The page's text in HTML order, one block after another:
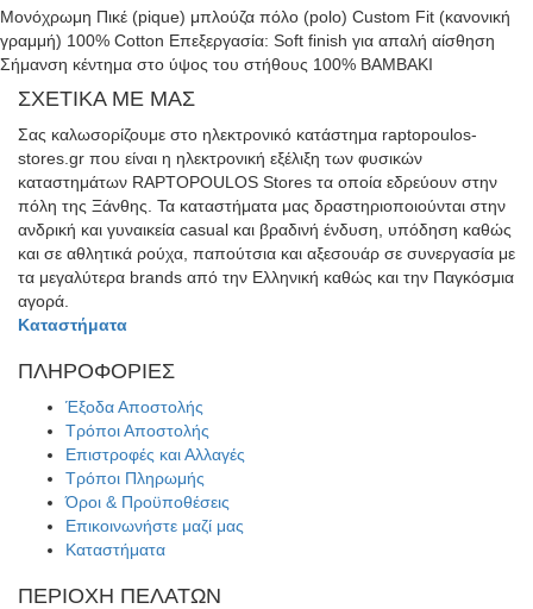
Μονόχρωμη Πικέ (pique) μπλούζα πόλο (polo) Custom Fit (κανονική
γραμμή) 100% Cotton Επεξεργασία: Soft finish για απαλή αίσθηση
Σήμανση κέντημα στο ύψος του στήθους 100% ΒΑΜΒΑΚΙ
ΣΧΕΤΙΚΑ ΜΕ ΜΑΣ
Σας καλωσορίζουμε στο ηλεκτρονικό κατάστημα raptopoulos-
stores.gr που είναι η ηλεκτρονική εξέλιξη των φυσικών
καταστημάτων RAPTOPOULOS Stores τα οποία εδρεύουν στην
πόλη της Ξάνθης. Τα καταστήματα μας δραστηριοποιούνται στην
ανδρική και γυναικεία casual και βραδινή ένδυση, υπόδηση καθώς
και σε αθλητικά ρούχα, παπούτσια και αξεσουάρ σε συνεργασία με
τα μεγαλύτερα brands από την Ελληνική καθώς και την Παγκόσμια
αγορά.
Καταστήματα
ΠΛΗΡΟΦΟΡΙΕΣ
Έξοδα Αποστολής
Τρόποι Αποστολής
Επιστροφές και Αλλαγές
Τρόποι Πληρωμής
Όροι & Προϋποθέσεις
Επικοινωνήστε μαζί μας
Καταστήματα
ΠΕΡΙΟΧΗ ΠΕΛΑΤΩΝ